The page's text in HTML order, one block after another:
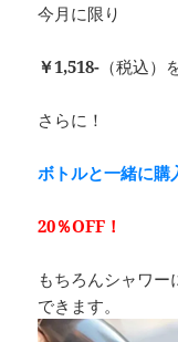
今月に限り
￥1,518- （税込）
さらに！
ボトルと一緒に購
20％OFF！
もちろんシャワ
できます。